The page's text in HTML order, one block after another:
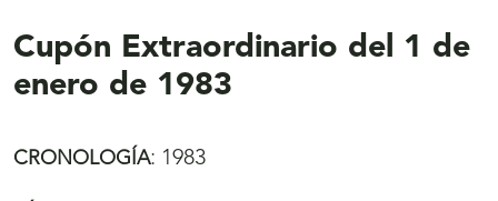
Cupón Extraordinario del 1 de
enero de 1983
CRONOLOGÍA: 1983